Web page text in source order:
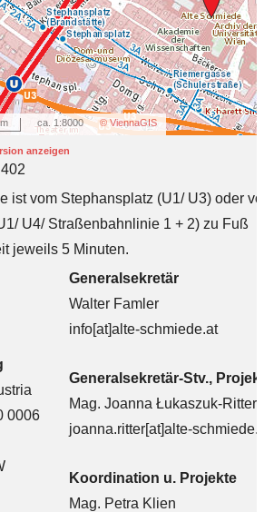
83 29
629
0 / 0
ca. 1:8000 © ViennaGIS
anzeigen
ist vom Stephansplatz (U1/ U3) oder
U4/ Straßenbahnlinie 1 + 2) zu Fuß
jeweils 5 Minuten.
0006
Generalsekretär
Walter Famler
info[at]alte-schmiede.at
Generalsekretär-Stv.,
Mag. Joanna Łukaszuk-Ritter
joanna.ritter[at]alte-
Koordination u. Projekte
Mag. Petra Klien